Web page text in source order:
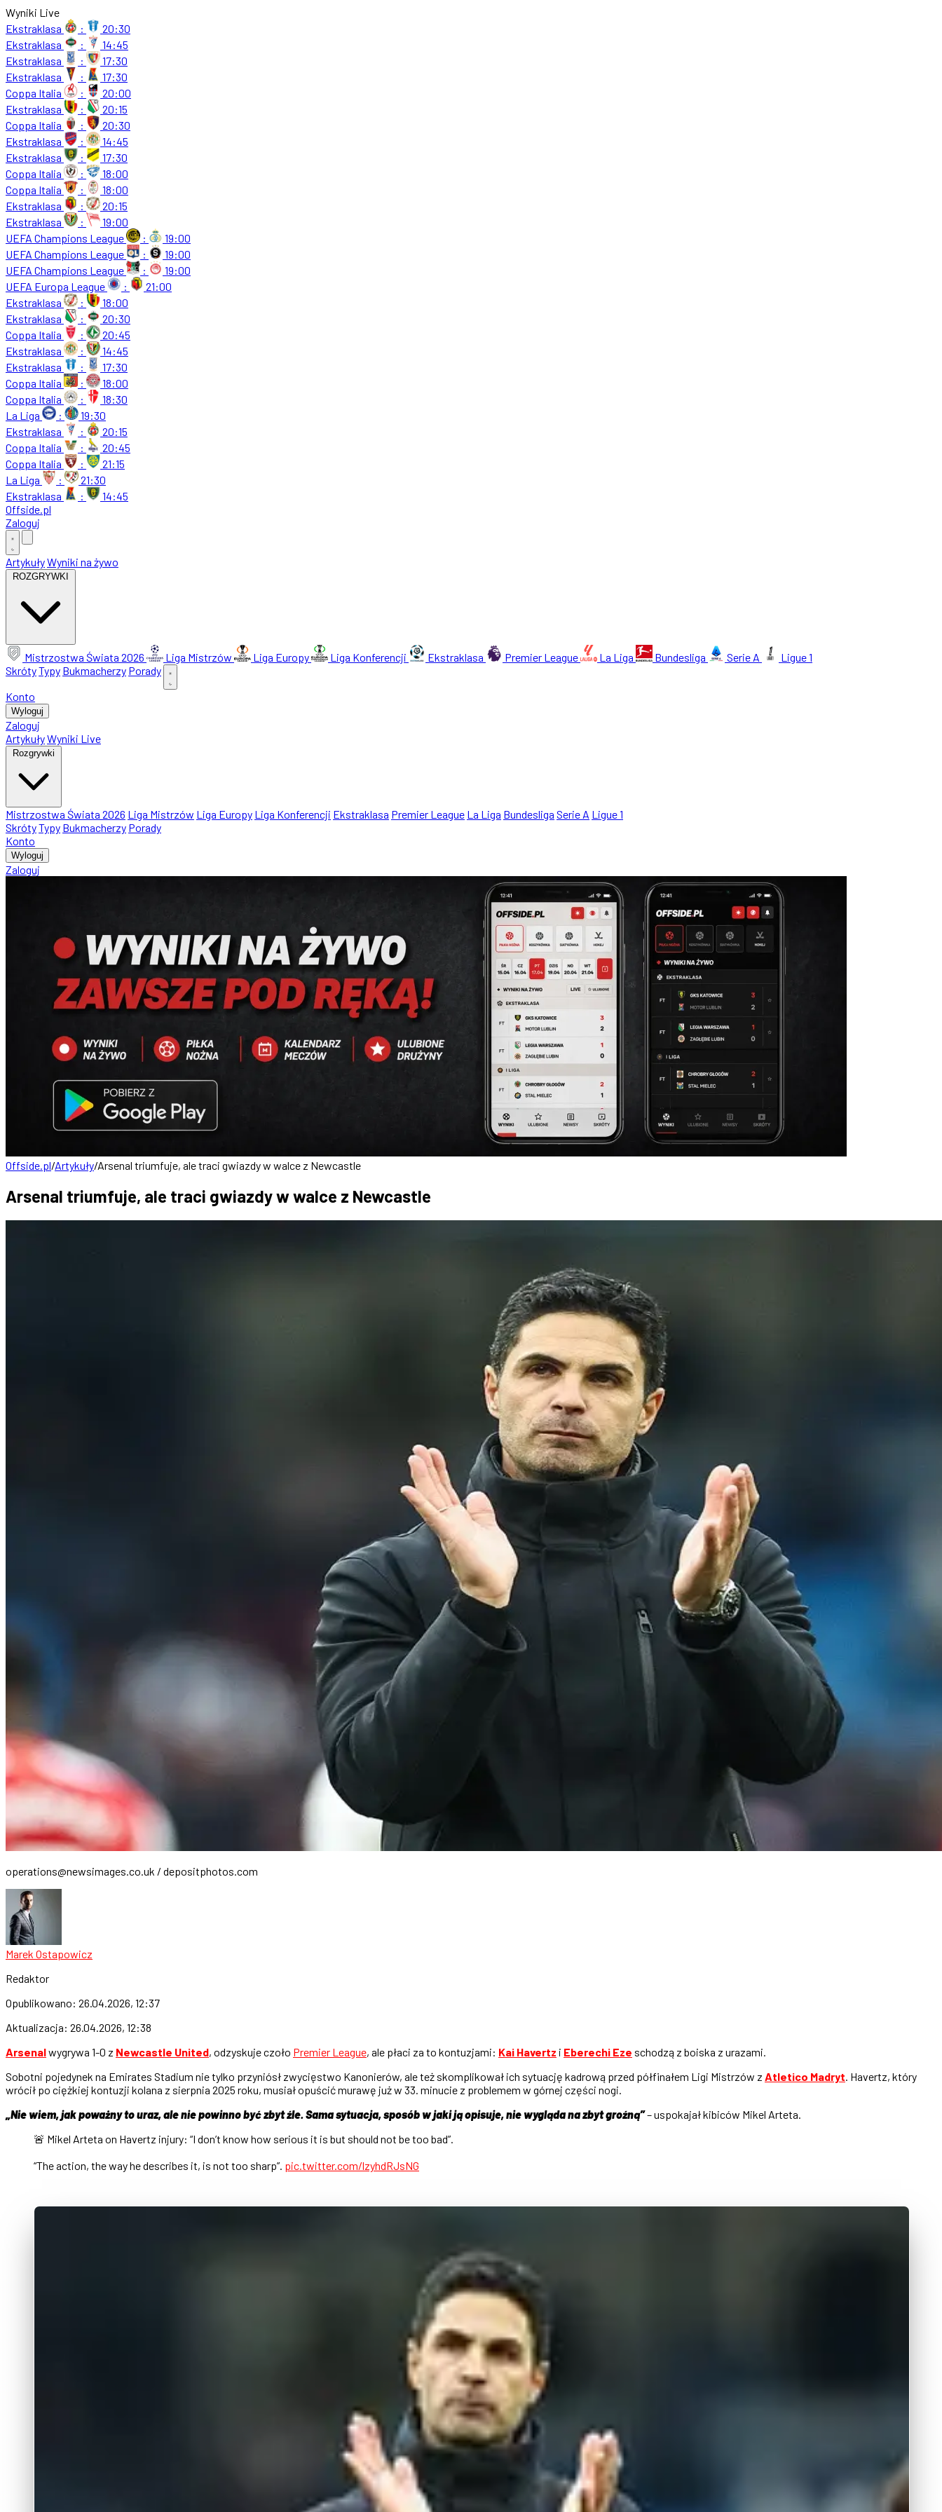
Wyniki Live
Ekstraklasa
:
20:30
Ekstraklasa
:
14:45
Ekstraklasa
:
17:30
Ekstraklasa
:
17:30
Coppa Italia
:
20:00
Ekstraklasa
:
20:15
Coppa Italia
:
20:30
Ekstraklasa
:
14:45
Ekstraklasa
:
17:30
Coppa Italia
:
18:00
Coppa Italia
:
18:00
Ekstraklasa
:
20:15
Ekstraklasa
:
19:00
UEFA Champions League
:
19:00
UEFA Champions League
:
19:00
UEFA Champions League
:
19:00
UEFA Europa League
:
21:00
Ekstraklasa
:
18:00
Ekstraklasa
:
20:30
Coppa Italia
:
20:45
Ekstraklasa
:
14:45
Ekstraklasa
:
17:30
Coppa Italia
:
18:00
Coppa Italia
:
18:30
La Liga
:
19:30
Ekstraklasa
:
20:15
Coppa Italia
:
20:45
Coppa Italia
:
21:15
La Liga
:
21:30
Ekstraklasa
:
14:45
Offside.pl
Zaloguj
ArtykułyWyniki na żywo
ROZGRYWKI
Mistrzostwa Świata 2026 Liga Mistrzów Liga Europy Liga Konferencji Ekstraklasa Premier League La Liga Bundesliga Serie A
Ligue 1
SkrótyTypy Bukmacherzy Porady
Konto
Wyloguj
Zaloguj
ArtykułyWyniki Live
Rozgrywki
Mistrzostwa Świata 2026 Liga Mistrzów Liga Europy Liga Konferencji Ekstraklasa Premier League La Liga Bundesliga Serie A Ligue 1
SkrótyTypy Bukmacherzy Porady
Konto
Wyloguj
Zaloguj
Offside.pl/Artykuły/Arsenal triumfuje, ale traci gwiazdy w walce z Newcastle
Arsenal triumfuje, ale traci gwiazdy w walce z Newcastle
operations@newsimages.co.uk / depositphotos.com
Marek Ostapowicz
Redaktor
Opublikowano: 26.04.2026, 12:37
Aktualizacja: 26.04.2026, 12:38
Arsenalwygrywa 1-0 z Newcastle United, odzyskuje czoło Premier League, ale płaci za to kontuzjami: Kai Havertz i Eberechi Eze schodzą z boiska z urazami.
Sobotni pojedynek na Emirates Stadium nie tylko przyniósł zwycięstwo Kanonierów, ale też skomplikował ich sytuację kadrową przed półfinałem Ligi Mistrzów z Atletico Madryt. Havertz, który
wrócił po ciężkiej kontuzji kolana z sierpnia 2025 roku, musiał opuścić murawę już w 33. minucie z problemem w górnej części nogi.
„Nie wiem, jak poważny to uraz, ale nie powinno być zbyt źle. Sama sytuacja, sposób w jaki ją opisuje, nie wygląda na zbyt groźną”– uspokajał kibiców Mikel Arteta.
🚨 Mikel Arteta on Havertz injury: “I don’t know how serious it is but should not be too bad”.
“The action, the way he describes it, is not too sharp”. pic.twitter.com/lzyhdRJsNG